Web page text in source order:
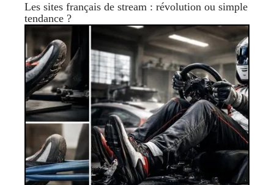
Les sites français de stream : révolution ou simple
tendance ?